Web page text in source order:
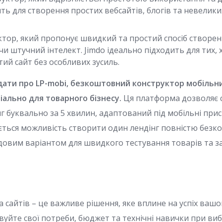
для створення простих вебсайтів, блогів та
який пропонує швидкий та простий спосіб
штучний інтелект. Jimdo ідеально підходить для
сайт без особливих зусиль.
про LP-mobi, безкоштовний конструктор
для товарного бізнесу. Ця платформа дозволяє
буквально за 5 хвилин, адаптований під мобільні
можливість створити один лендінг повністю
варіантом для швидкого тестування товарів та
сайтів – це важливе рішення, яке вплине на успіх
свої потреби, бюджет та технічні навички при